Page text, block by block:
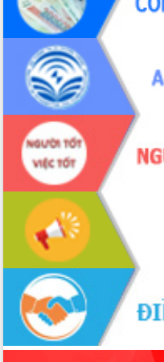
để phát triển du lịch Đắk Lắk
Khởi động Dự án Đầu tư xây dựng hạ
tầng kỹ thuật Cụm công nghiệp Tân
Tiến
Gặp mặt các cơ quan báo chí nhân Kỷ
niệm 101 năm Ngày Báo chí Cách
mạng Việt Nam
Đắk Lắk sơ kết 4 năm triển khai thực
hiện Đề án 06 của Chính phủ
Họp báo thông tin về Hội nghị Công
Quy hoạch và Xúc tiến đầu tư tỉnh Đắk
Khơi thông điểm nghẽn, đẩy nhanh
giải ngân vốn khắc phục thiên tai
HĐND tỉnh thông qua điều chỉnh Quy
hoạch tỉnh thời kỳ 2021-2030
Hội thảo góp ý hồ sơ điều chỉnh quy
hoạch tỉnh Đắk Lắk thời kỳ 2021-
tầm nhìn đến năm 2050
Nâng cao hiệu quả hoạt động của